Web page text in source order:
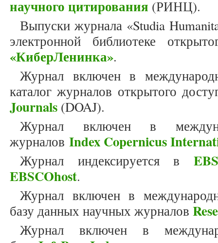
научного цитирования (РИНЦ).
Выпуски журнала «Studia
электронной библиотеке
«КиберЛенинка».
Журнал включен в
каталог журналов открытого
Journals (DOAJ).
Журнал включен в
журналов Index Copernicus
Журнал индексируется в
EBSCOhost.
Журнал включен в
базу данных научных журналов
Журнал включен в